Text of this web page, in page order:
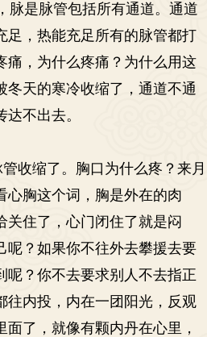
脉是脉管包括所有通道。通道
足，热能充足所有的脉管都打
痛，为什么疼痛？为什么用这
天的寒冷收缩了，通道不通
不出去。
收缩了。胸口为什么疼？来月
心胸这个词，胸是外在的肉
住了，心门闭住了就是闷
呢？如果你不往外去攀援去要
呢？你不去要求别人不去指正
往内投，内在一团阳光，反观
了，就像有颗内丹在心里，